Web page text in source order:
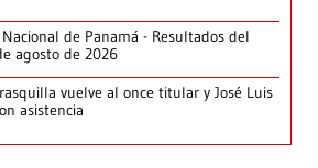
de Panamá - Resultados del
agosto de 2026
vuelve al once titular y José Luis
asistencia